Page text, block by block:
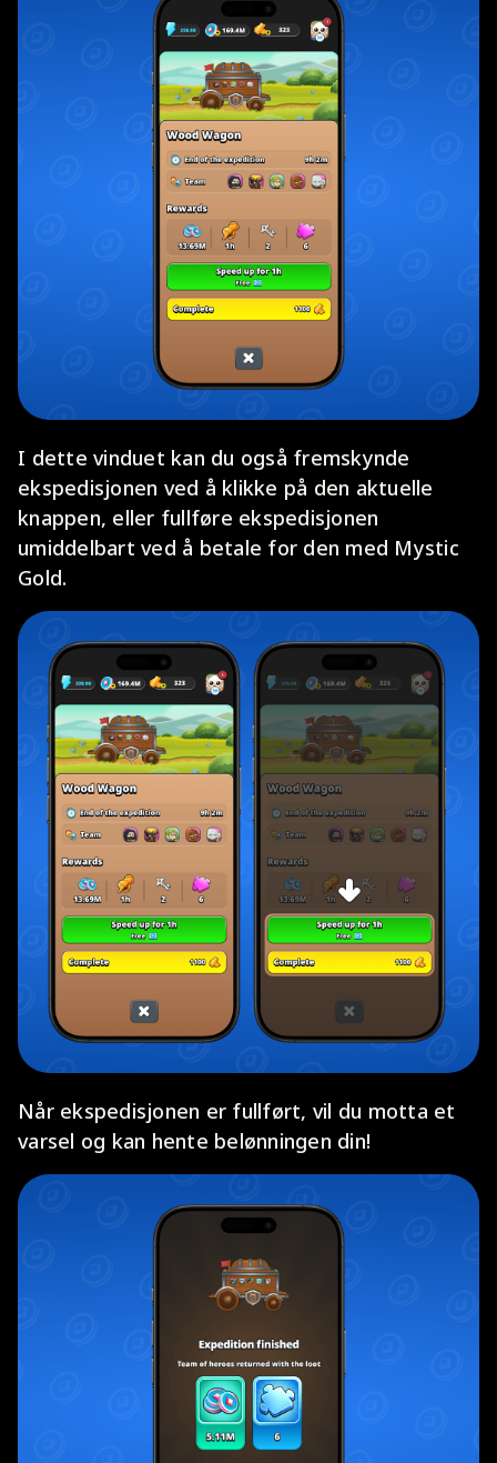
I dette vinduet kan du også fremskynde
ekspedisjonen ved å klikke på den aktuelle
knappen, eller fullføre ekspedisjonen
umiddelbart ved å betale for den med Mystic
Gold.
Når ekspedisjonen er fullført, vil du motta et
varsel og kan hente belønningen din!